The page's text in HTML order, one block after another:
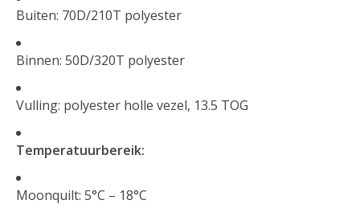
Buiten: 70D/210T polyester
Binnen: 50D/320T polyester
Vulling: polyester holle vezel, 13.5 TOG
Temperatuurbereik:
Moonquilt: 5°C – 18°C